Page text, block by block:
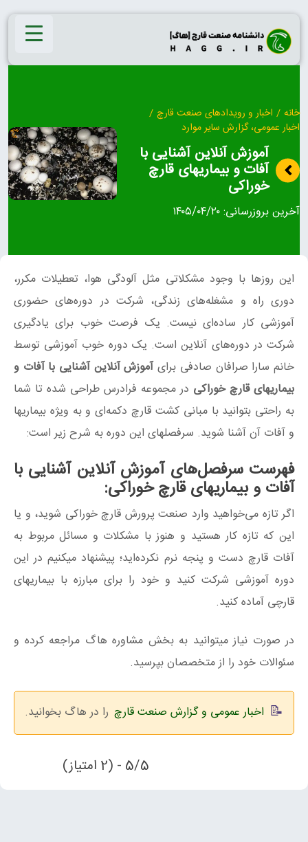
Skip
content
خانه / اخبار و رویدادهای صنعت قارچ /
اخبار عمومی، گزارش سایر موارد
آموزش آنلاین آشنایی با
آفات و بیماریهای قارچ
خوراکی
آخرین بروزرسانی:۱۴۰۵/۰۴/۲۰
این روزها با وجود مشکلاتی مثل آلودگی هوا، تعطیلات مکرر،
دوری راه و مشغله‌های زندگی، شرکت در دوره‌های حضوری
آموزشی کار ساده‌ای نیست. یک فرصت خوب برای یادگیری
شرکت در دوره‌های آنلاین است. یک دوره خوب آموزشی توسط
خانم سارا صرافان صادفی برایآموزش آنلاین آشنایی با آفات و
بیماریهای قارچ خوراکی در مجموعه فرادرس طراحی شده تا شما
به راحتی بتوانید با مبانی کشت قارچ دکمه‌ای و به ویژه بیماریها
و آفات آن آشنا شوید. سرفصلهای این دوره به شرح زیر است:
فهرست سرفصل‌های آموزش آنلاین آشنایی با
آفات و بیماریهای قارچ خوراکی:
اگر تازه می‌خواهید وارد صنعت پرورش قارچ خوراکی شوید، و یا
این که تازه کار هستید و هنوز با مشکلات و مسائل مربوط به
آفات قارچ دست و پنجه نرم نکرده‌اید؛ پیشنهاد میکنیم در این
دوره آموزشی شرکت کنید و خود را برای مبارزه با بیماریهای
قارچی آماده کنید.
در صورت نیاز میتوانید به بخش مشاوره هاگ مراجعه کرده و
سئوالات خود را از متخصصان بپرسید.
اخبار عمومی و گزارش صنعت قارچ را در هاگ بخوانید.
5/5 - (2 امتیاز)